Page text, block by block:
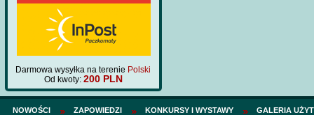
Darmowa wysyłka na terenie Polski
Od kwoty: 200 PLN
NOWOŚCI ZAPOWIEDZI KONKURSY I WYSTAWY GALERIA